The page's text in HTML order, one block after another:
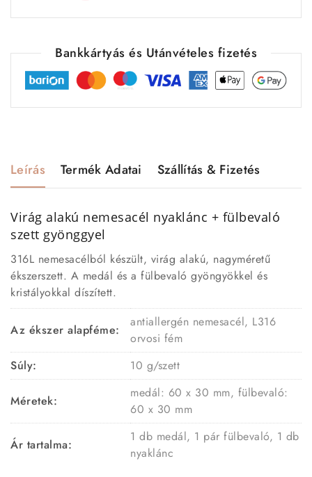
Bankkártyás és Utánvételes fizetés
Leírás Termék Adatai Szállítás & Fizetés
Virág alakú nemesacél nyaklánc + fülbevaló
szett gyönggyel
316L nemesacélból készült, virág alakú, nagyméretű
ékszerszett. A medál és a fülbevaló gyöngyökkel és
kristályokkal díszített.
Az ékszer alapféme:
antiallergén nemesacél, L316
orvosi fém
Súly:
10 g/szett
Méretek:
medál: 60 x 30 mm, fülbevaló:
60 x 30 mm
Ár tartalma:
1 db medál, 1 pár fülbevaló, 1 db
nyaklánc